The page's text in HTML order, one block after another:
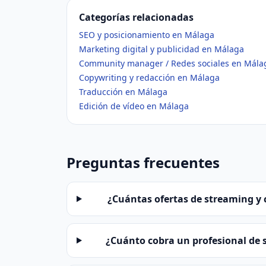
Categorías relacionadas
SEO y posicionamiento en Málaga
Marketing digital y publicidad en Málaga
Community manager / Redes sociales en
Copywriting y redacción en Málaga
Traducción en Málaga
Edición de vídeo en Málaga
Preguntas frecuentes
¿Cuántas ofertas de streaming
¿Cuánto cobra un profesional